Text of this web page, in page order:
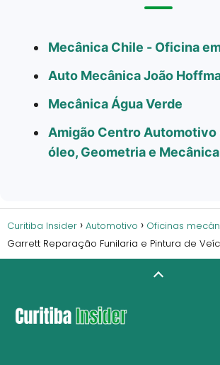
Mecânica Chile - Oficina
Auto Mecânica João
Mecânica Água Verde
Amigão Centro Automotivo
óleo, Geometria e Mecânica
Curitiba Insider Automotivo Oficinas
Garrett Reparação Funilaria e Pintura de